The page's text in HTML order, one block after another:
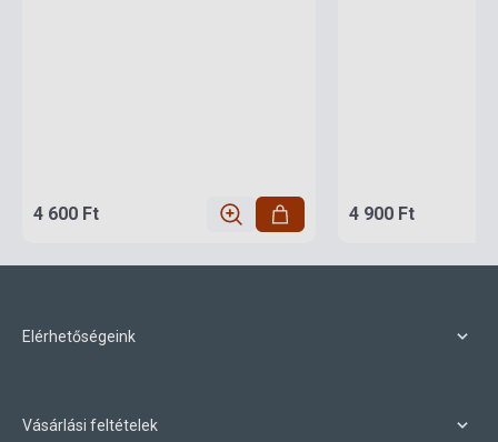
4 600 Ft 4 900 Ft
Elérhetőségeink
Vásárlási feltételek